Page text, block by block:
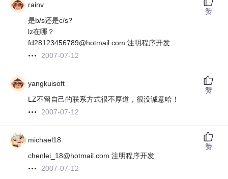
rainv
是b/s还是c/s?
lz在哪？
fd28123456789@hotmail.com 注明程序开发
2007-07-12
赞
yangkuisoft
LZ不留自己的联系方式很不厚道，很没诚意哈！
2007-07-12
赞
michael18
chenlei_18@hotmail.com 注明程序开发
2007-07-12
赞